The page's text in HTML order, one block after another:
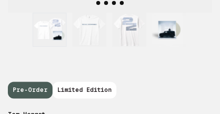
Pre-Order Limited Edition